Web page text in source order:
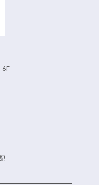
6F